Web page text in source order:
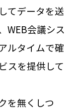
てデータを送
WEB会議シス
ルタイムで確
スを提供して
を無くしつ